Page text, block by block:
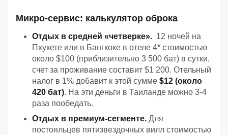
Микро-сервис: калькулятор оброка
Отдых в средней «четверке». 12 ночей на
Пхукете или в Бангкоке в отеле 4* стоимостью
около $100 (приблизительно 3 500 бат) в сутки,
счет за проживание составит $1 200. Отельный
налог в 1% добавит к этой сумме $12 (около
420 бат). На эти деньги в Таиланде можно 3-4
раза пообедать.
Отдых в премиум-сегменте. Для
постояльцев пятизвездочных вилл стоимостью